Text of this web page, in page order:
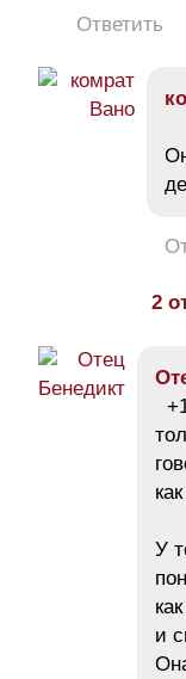
Ответить
2
У
и